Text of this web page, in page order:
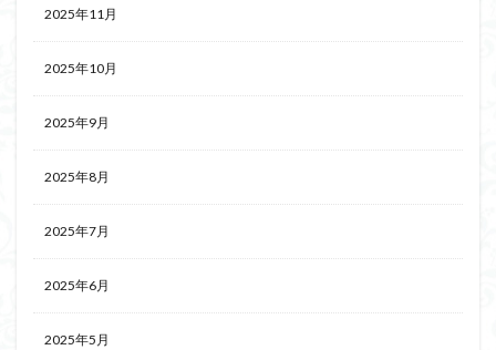
2025年11月
2025年10月
2025年9月
2025年8月
2025年7月
2025年6月
2025年5月